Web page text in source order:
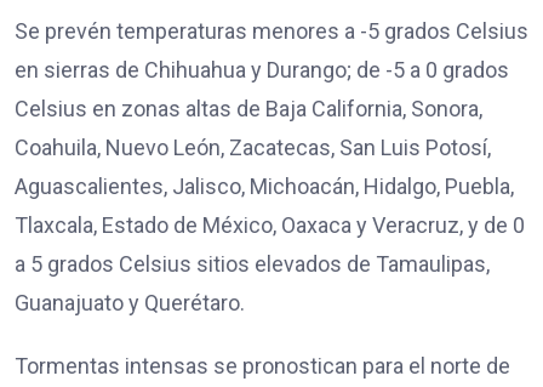
Se prevén temperaturas menores a -5 grados Celsius
en sierras de Chihuahua y Durango; de -5 a 0 grados
Celsius en zonas altas de Baja California, Sonora,
Coahuila, Nuevo León, Zacatecas, San Luis Potosí,
Aguascalientes, Jalisco, Michoacán, Hidalgo, Puebla,
Tlaxcala, Estado de México, Oaxaca y Veracruz, y de 0
a 5 grados Celsius sitios elevados de Tamaulipas,
Guanajuato y Querétaro.
Tormentas intensas se pronostican para el norte de